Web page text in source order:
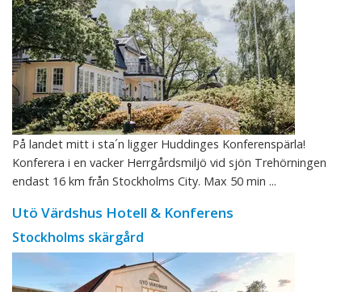
På landet mitt i sta´n ligger Huddinges Konferenspärla!
Konferera i en vacker Herrgårdsmiljö vid sjön Trehörningen
endast 16 km från Stockholms City. Max 50 min ...
Utö Värdshus Hotell & Konferens
Stockholms skärgård